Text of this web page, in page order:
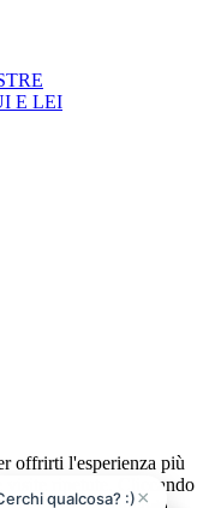
E LEI
offrirti l'esperienza più
visite ripetute. Cliccando
×
qualcosa? :)